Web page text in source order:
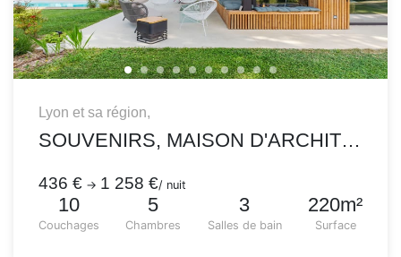
Lyon et sa région,
SOUVENIRS, MAISON D'ARCHITECTE AVEC PISCINE ET JARDIN
436 €→ 1 258 €/ nuit
10
Couchages
5
Chambres
3
Salles de bain
220m²
Surface